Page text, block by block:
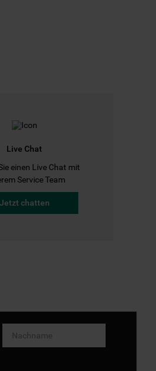
Live Chat
einen Live Chat mit
Service Team
Jetzt chatten